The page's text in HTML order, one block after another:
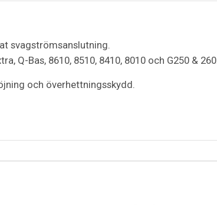
svagströmsanslutning.
Q-Bas, 8610, 8510, 8410, 8010 och G250 & 260.
och överhettningsskydd.